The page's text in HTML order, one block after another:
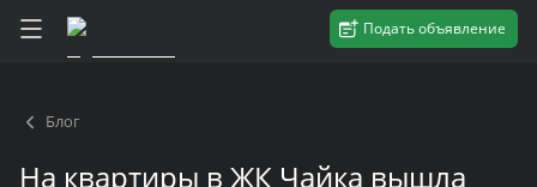
Подать объявление
Блог
На квартиры в ЖК Чайка вышла